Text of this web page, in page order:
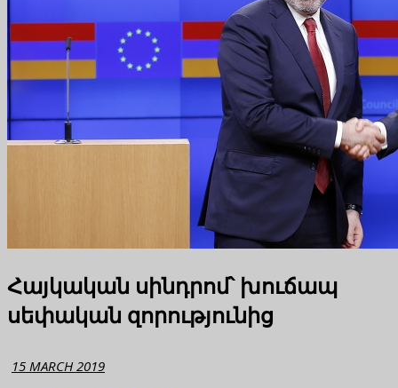
Հայկական սինդրոմ՝ խուճապ
սեփական զորությունից
15 MARCH 2019